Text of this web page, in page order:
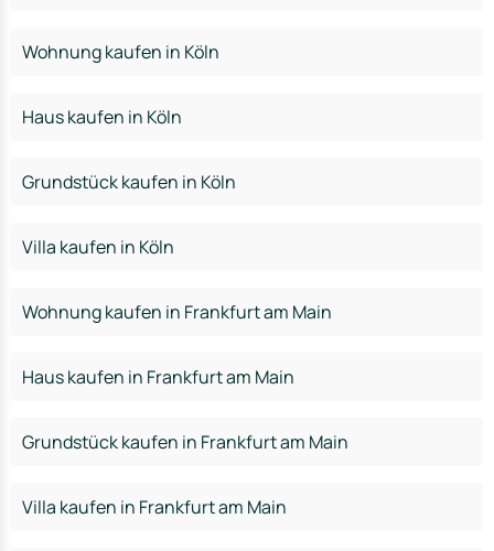
Wohnung kaufen in Köln
Haus kaufen in Köln
Grundstück kaufen in Köln
Villa kaufen in Köln
Wohnung kaufen in Frankfurt am Main
Haus kaufen in Frankfurt am Main
Grundstück kaufen in Frankfurt am Main
Villa kaufen in Frankfurt am Main